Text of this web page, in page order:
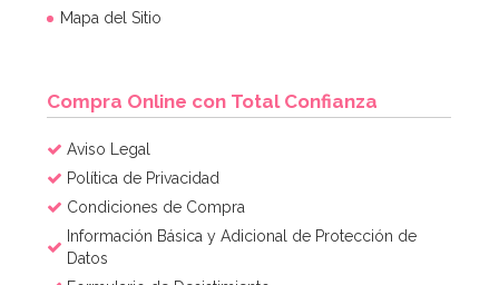
AÑADIR
Mapa del Sitio
Compra Online con Total Confianza
Aviso Legal
Política de Privacidad
Condiciones de Compra
Información Básica y Adicional de Protección de
Datos